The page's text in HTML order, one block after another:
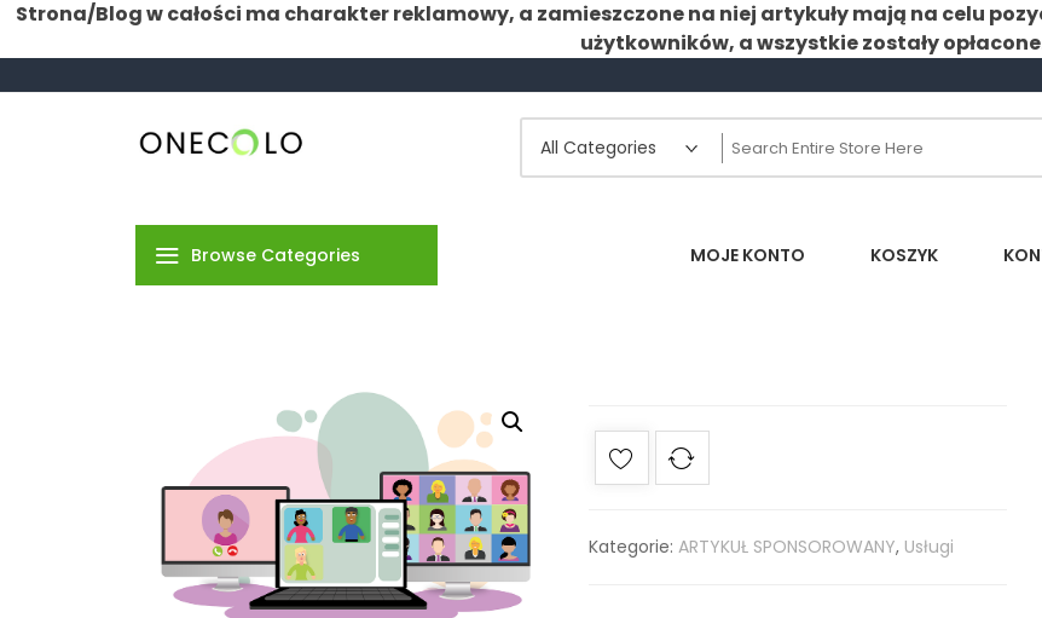
Strona/Blog w całości ma charakter reklamowy, a zamieszczone na niej artykuły mają na celu
użytkowników, a wszystkie zostały
to
Browse Categories
Biznes & Finanse
Dom & Budownictwo
Moda
MOJE KONTO KOSZYK
Kategorie: ARTYKUŁ SPONSOROWANY, Usługi